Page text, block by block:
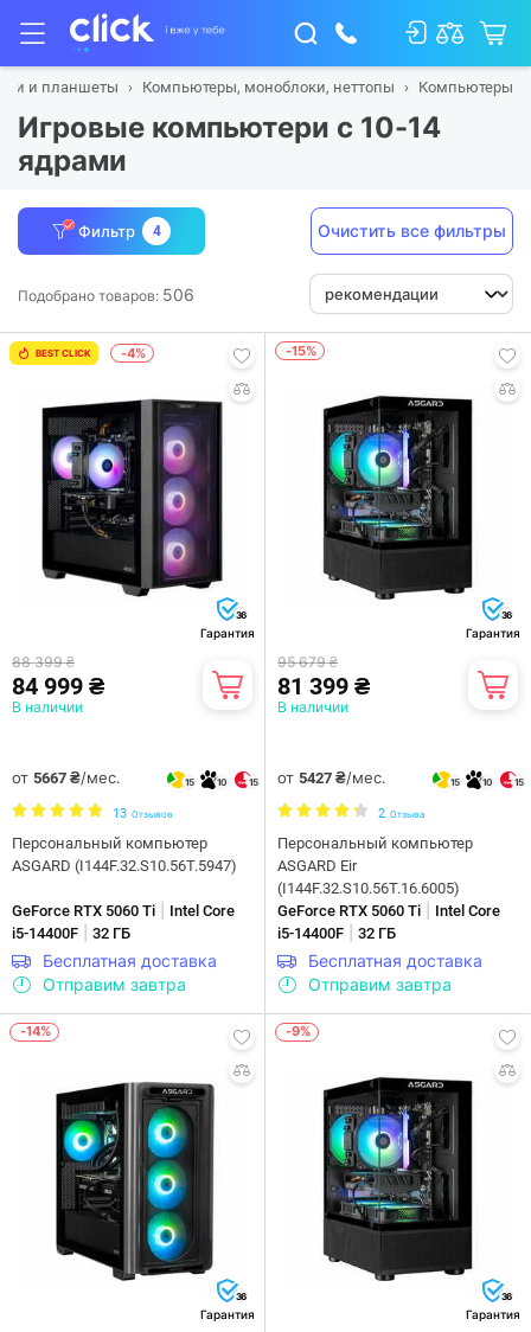
и планшеты Компьютеры, моноблоки, неттопы Компьютеры
Игровые компьютери с 10-14
ядрами
Фильтр 4 Очистить все фильтры
Подобрано товаров: 506
BEST CLICK -4%
36
Гарантия
88 399 ₴
84 999 ₴
В наличии
от 5667 ₴/мес. 15 10 15
13 Отзывов
Персональный компьютер
ASGARD (I144F.32.S10.56T.5947)
GeForce RTX 5060 Ti
Intel Core
i5-14400F
32 ГБ
Бесплатная доставка
Отправим завтра
-15%
36
Гарантия
95 679 ₴
81 399 ₴
В наличии
от 5427 ₴/мес. 15 10 15
2 Отзыва
Персональный компьютер
ASGARD Eir
(I144F.32.S10.56T.16.6005)
GeForce RTX 5060 Ti
Intel Core
i5-14400F
32 ГБ
Бесплатная доставка
Отправим завтра
-14%
36
Гарантия
-9%
36
Гарантия